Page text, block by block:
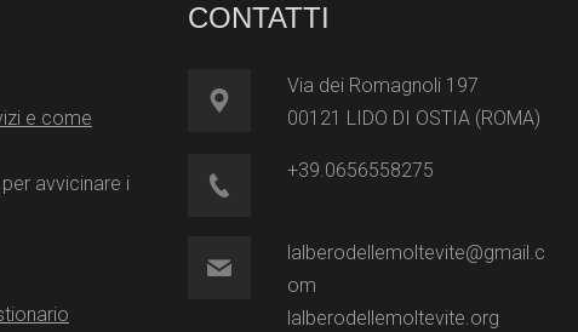
e come
avvicinare i
CONTATTI
Via dei Romagnoli 197
00121 LIDO DI OSTIA (ROMA)
+39.0656558275
lalberodellemoltevite@gmail.c
om
lalberodellemoltevite.org